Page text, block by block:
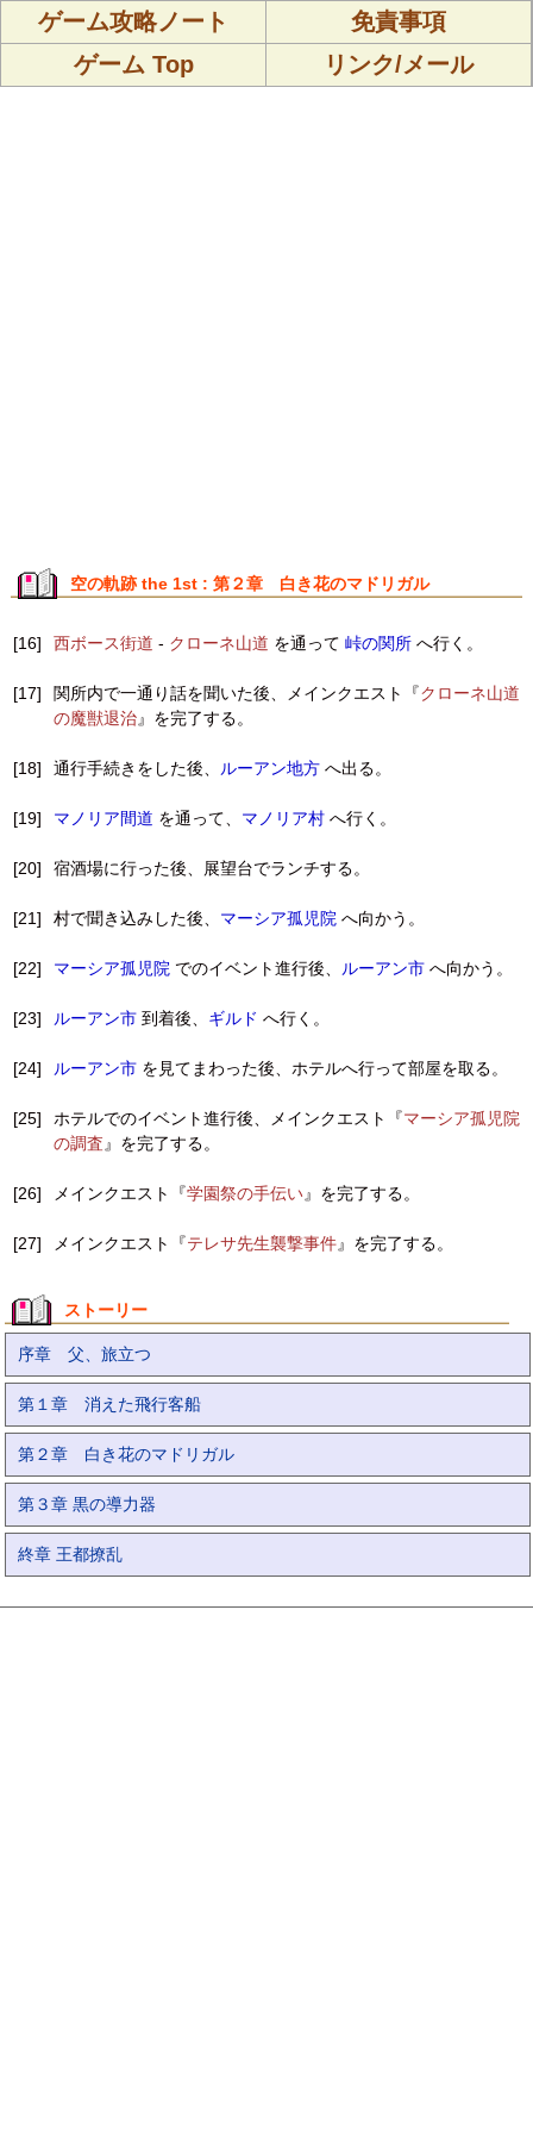
ゲーム攻略ノート
免責事項
ゲーム Top
リンク/メール
空の軌跡 the 1st : 第２章 白き花のマドリガル
[16] 西ボース街道 - クローネ山道 を通って 峠の関所へ行く。
[17] 関所内で一通り話を聞いた後、メインクエスト『クローネ山道
の魔獣退治』を完了する。
[18] 通行手続きをした後、 ルーアン地方へ出る。
[19] マノリア間道 を通って、 マノリア村へ行く。
[20] 宿酒場に行った後、展望台でランチする。
[21] 村で聞き込みした後、 マーシア孤児院 へ向かう。
[22] マーシア孤児院 でのイベント進行後、 ルーアン市へ向かう。
[23] ルーアン市到着後、 ギルド へ行く。
[24] ルーアン市を見てまわった後、ホテルへ行って部屋を取る。
[25] ホテルでのイベント進行後、メインクエスト『マーシア孤児院
の調査 』を完了する。
[26] メインクエスト『学園祭の手伝い』を完了する。
[27] メインクエスト『テレサ先生襲撃事件』を完了する。
ストーリー
序章 父、旅立つ
第１章 消えた飛行客船
第２章 白き花のマドリガル
第３章 黒の導力器
終章 王都撩乱